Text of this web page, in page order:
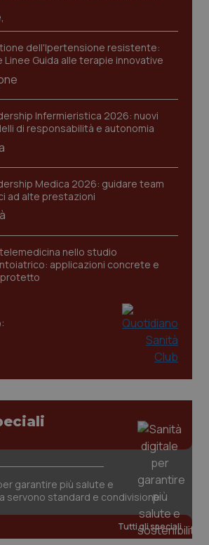
dell'Ipertensione resistente:
Linee Guida alle terapie innovative
Infermieristica 2026: nuovi
di responsabilità e autonomia
Medica 2026: guidare team
ad alte prestazioni
nello studio
applicazioni concrete e
garantire più salute e
servono standard e condivisione
Tutti gli speciali
ironfish-
www.quotidianosanita.it
ironfish-
www.quotidianosanita.it
.quotidianosanita.it